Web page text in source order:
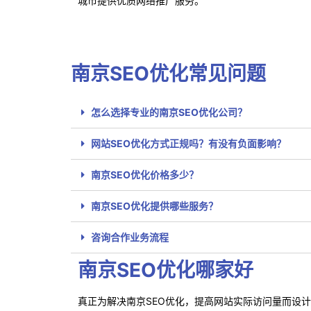
南京SEO优化常见问题
怎么选择专业的南京SEO优化公司？
网站SEO优化方式正规吗？有没有负面影响？
南京SEO优化价格多少？
南京SEO优化提供哪些服务？
咨询合作业务流程
南京SEO优化哪家好
真正为解决南京SEO优化，提高网站实际访问量而设